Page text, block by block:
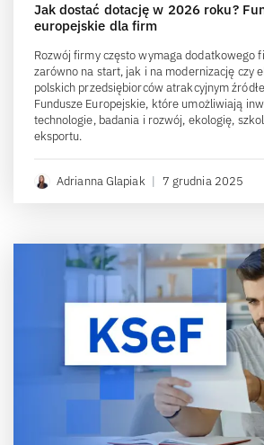
Jak dostać dotację w 2026 roku?
europejskie dla firm
Rozwój firmy często wymaga dodatkowego
zarówno na start, jak i na modernizację czy
polskich przedsiębiorców atrakcyjnym
Fundusze Europejskie, które umożliwiają
technologie, badania i rozwój, ekologię,
eksportu.
Adrianna Glapiak | 7 grudnia 2025